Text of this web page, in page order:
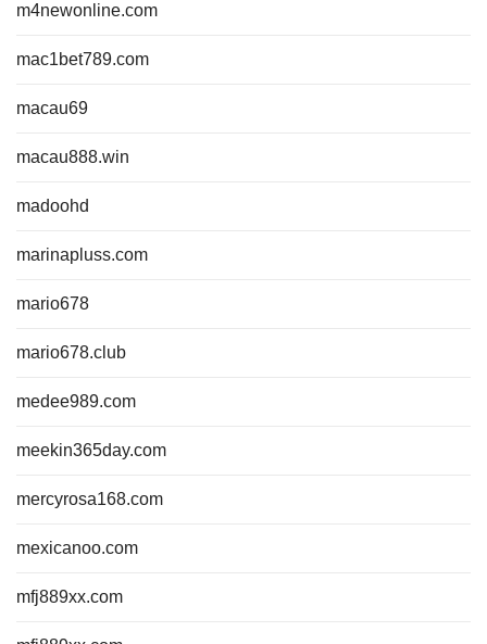
m4newonline.com
mac1bet789.com
macau69
macau888.win
madoohd
marinapluss.com
mario678
mario678.club
medee989.com
meekin365day.com
mercyrosa168.com
mexicanoo.com
mfj889xx.com